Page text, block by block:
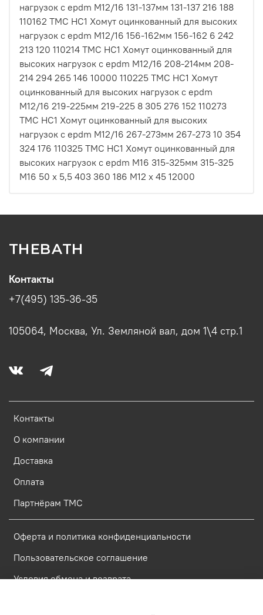
нагрузок с epdm M12/16 131-137мм 131-137 216 188
110162 ТМС НС1 Хомут оцинкованный для высоких
нагрузок с epdm M12/16 156-162мм 156-162 6 242
213 120 110214 ТМС НС1 Хомут оцинкованный для
высоких нагрузок с epdm M12/16 208-214мм 208-
214 294 265 146 10000 110225 ТМС НС1 Хомут
оцинкованный для высоких нагрузок с epdm
M12/16 219-225мм 219-225 8 305 276 152 110273
ТМС НС1 Хомут оцинкованный для высоких
нагрузок с epdm M12/16 267-273мм 267-273 10 354
324 176 110325 ТМС НС1 Хомут оцинкованный для
высоких нагрузок с epdm M16 315-325мм 315-325
М16 50 х 5,5 403 360 186 М12 х 45 12000
THEBATH
Контакты
О компании
Доставка
Оплата
Партнёрам ТМС
Оферта и политика конфиденциальности
Пользовательское соглашение
Условия обмена и возврата
Контакты
+7(495) 135-36-35
105064, Москва, Ул. Земляной вал, дом 1\4 стр.1